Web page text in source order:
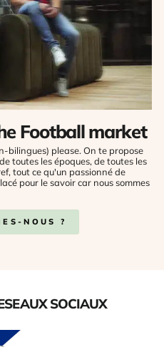
Football market
bilingues) please. On te propose
toutes les époques, de toutes les
tout ce qu'un passionné de
pour le savoir car nous sommes
NOUS ?
SOCIAUX